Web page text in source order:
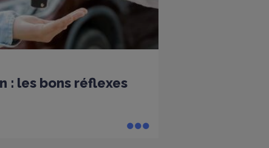
: les bons réflexes